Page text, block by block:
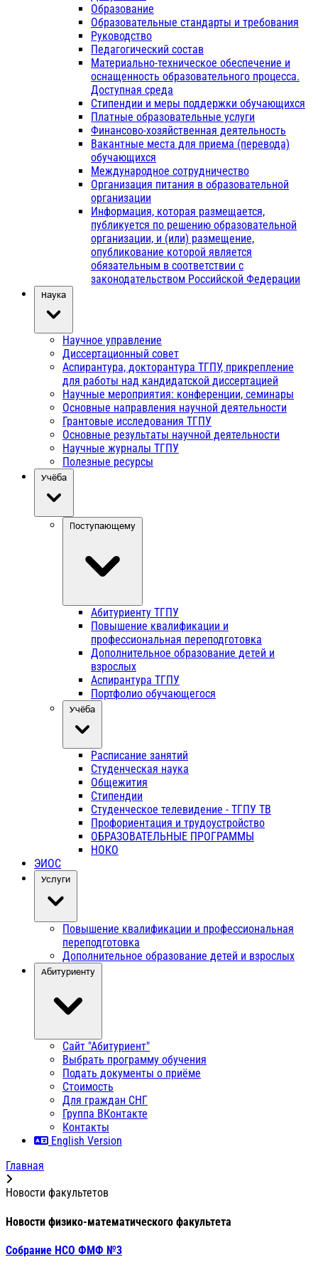
Образование
Образовательные стандарты и требования
Руководство
Педагогический состав
Материально-техническое обеспечение и
оснащенность образовательного процесса.
Доступная среда
Стипендии и меры поддержки обучающихся
Платные образовательные услуги
Финансово-хозяйственная деятельность
Вакантные места для приема (перевода)
обучающихся
Международное сотрудничество
Организация питания в образовательной
организации
Информация, которая размещается,
публикуется по решению образовательной
организации, и (или) размещение,
опубликование которой является
обязательным в соответствии с
законодательством Российской Федерации
Наука
Научное управление
Диссертационный совет
Аспирантура, докторантура ТГПУ, прикрепление
для работы над кандидатской диссертацией
Научные мероприятия: конференции, семинары
Основные направления научной деятельности
Грантовые исследования ТГПУ
Основные результаты научной деятельности
Научные журналы ТГПУ
Полезные ресурсы
Учёба
Поступающему
Абитуриенту ТГПУ
Повышение квалификации и
профессиональная переподготовка
Дополнительное образование детей и
взрослых
Аспирантура ТГПУ
Портфолио обучающегося
Учёба
Расписание занятий
Студенческая наука
Общежития
Стипендии
Студенческое телевидение - ТГПУ ТВ
Профориентация и трудоустройство
ОБРАЗОВАТЕЛЬНЫЕ ПРОГРАММЫ
НОКО
ЭИОС
Услуги
Повышение квалификации и профессиональная
переподготовка
Дополнительное образование детей и взрослых
Абитуриенту
Сайт "Абитуриент"
Выбрать программу обучения
Подать документы о приёме
Стоимость
Для граждан СНГ
Группа ВКонтакте
Контакты
English Version
Главная
Новости факультетов
Новости физико-математического факультета
Собрание НСО ФМФ №3